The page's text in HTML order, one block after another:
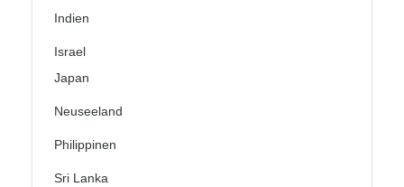
Indien
Israel
Japan
Neuseeland
Philippinen
Sri Lanka